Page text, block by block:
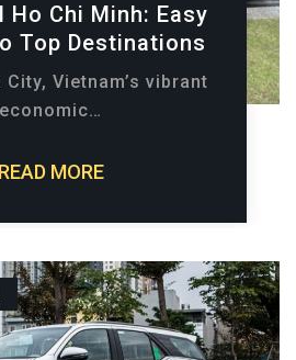
Ho Chi Minh: Easy
Top Destinations
City, Vietnam’s vibrant
economic…
READ MORE